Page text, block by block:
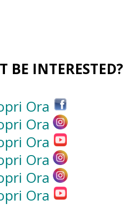
and-
BE INTERESTED?
Ora
Ora
Ora
Ora
Ora
Ora